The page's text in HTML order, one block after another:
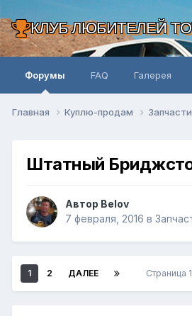
КЛУБ ЛЮБИТЕЛЕЙ
Форумы FAQ Галерея
Главная Куплю-продам
Штатный
Автор Belov
7 февраля, 2016 в
1 2 ДАЛЕЕ Страница